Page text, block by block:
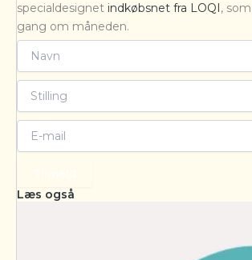
specialdesignet indkøbsnet fra LOQI ,
gang om måneden.
Læs også